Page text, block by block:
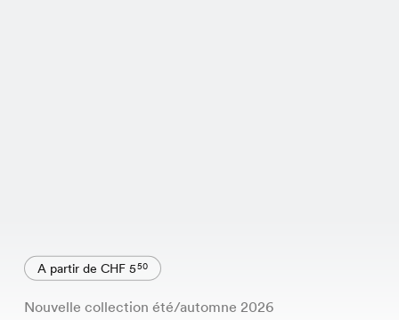
A partir de CHF 550
Nouvelle collection été/automne 2026